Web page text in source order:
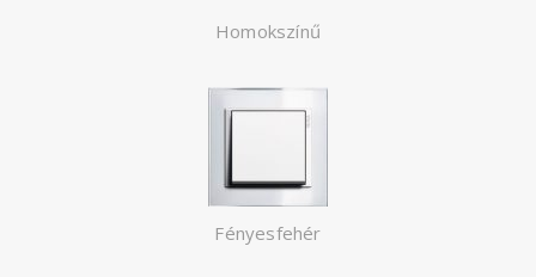
Homokszínű
Fényesfehér